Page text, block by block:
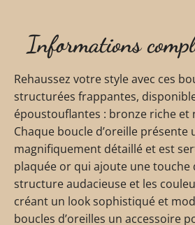
Informations
Rehaussez votre style avec ces
structurées frappantes,
époustouflantes : bronze riche et
Chaque boucle d’oreille présente
magnifiquement détaillé et est
plaquée or qui ajoute une touche
structure audacieuse et les
créant un look sophistiqué et
boucles d’oreilles un accessoire